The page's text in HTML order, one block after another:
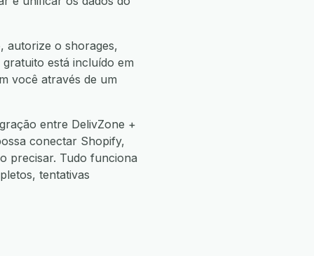
autorize o shorages,
está incluído em
você através de um
entre DelivZone +
conectar Shopify,
precisar. Tudo funciona
tentativas